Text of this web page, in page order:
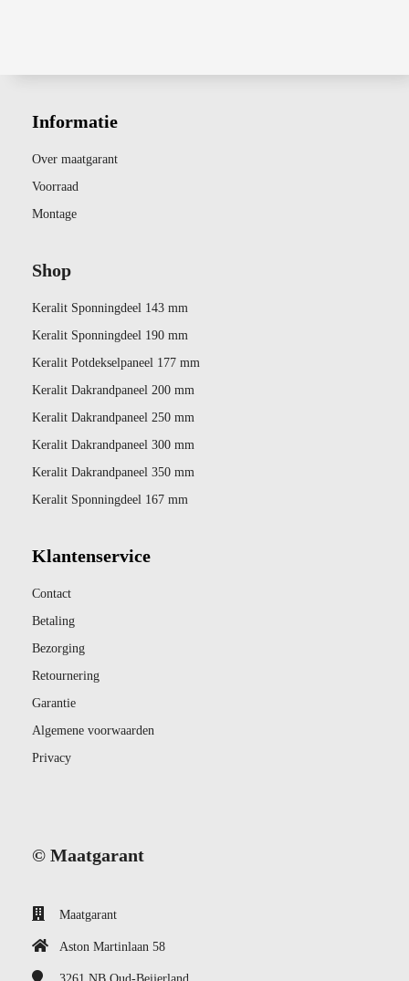
Informatie
Over maatgarant
Voorraad
Montage
Shop
Keralit Sponningdeel 143 mm
Keralit Sponningdeel 190 mm
Keralit Potdekselpaneel 177 mm
Keralit Dakrandpaneel 200 mm
Keralit Dakrandpaneel 250 mm
Keralit Dakrandpaneel 300 mm
Keralit Dakrandpaneel 350 mm
Keralit Sponningdeel 167 mm
Klantenservice
Contact
Betaling
Bezorging
Retournering
Garantie
Algemene voorwaarden
Privacy
© Maatgarant
Maatgarant
Aston Martinlaan 58